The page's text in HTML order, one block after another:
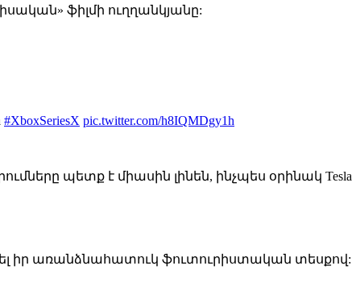
ֆիլմի ուղղանկյանը:
#XboxSeriesX pic.twitter.com/h8IQMDgy1h
պետք է միասին լինեն, ինչպես օրինակ Tesla-ի
իր առանձնահատուկ ֆուտուրիստական